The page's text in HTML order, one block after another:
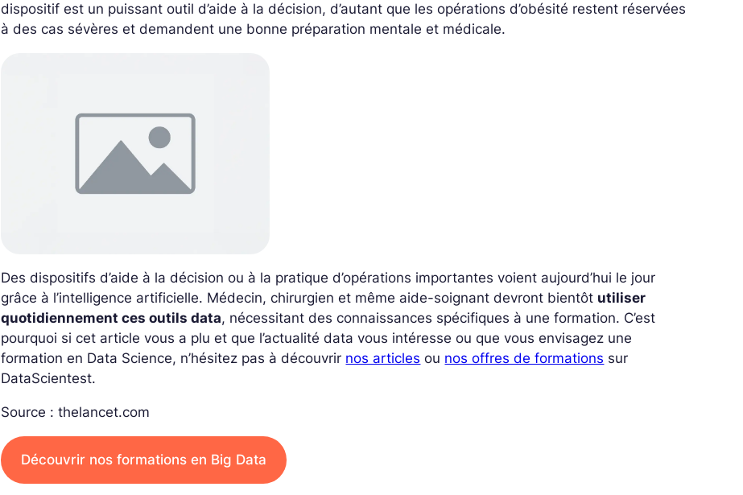
dispositif est un puissant outil d’aide à la décision, d’autant que les opérations d’obésité restent réservées
à des cas sévères et demandent une bonne préparation mentale et médicale.
Des dispositifs d’aide à la décision ou à la pratique d’opérations importantes voient aujourd’hui le jour
grâce à l’intelligence artificielle. Médecin, chirurgien et même aide-soignant devront bientôt utiliser
quotidiennement ces outils data, nécessitant des connaissances spécifiques à une formation. C’est
pourquoi si cet article vous a plu et que l’actualité data vous intéresse ou que vous envisagez une
formation en Data Science, n’hésitez pas à découvrir nos articles ou nos offres de formations sur
DataScientest.
Source : thelancet.com
Découvrir nos formations en Big Data